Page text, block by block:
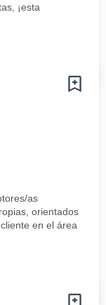
¡esta
as
orientados
en el área